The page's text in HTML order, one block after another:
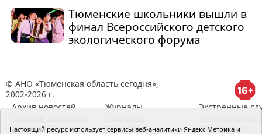
Тюменские школьники вышли в
финал Всероссийского детского
экологического форума
© АНО «Тюменская область сегодня»,
2002-2026 г.
Архив новостей
районов ТО
Журналы
RSS поток
Экстренные
Сведения об
Настоящий ресурс использует сервисы веб-аналитики Яндекс Метрика и